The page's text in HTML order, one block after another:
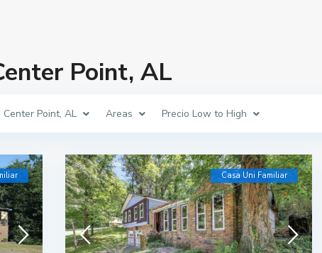
Point, AL
Center Point, AL Areas Precio Low to High
Casa Uni Familiar